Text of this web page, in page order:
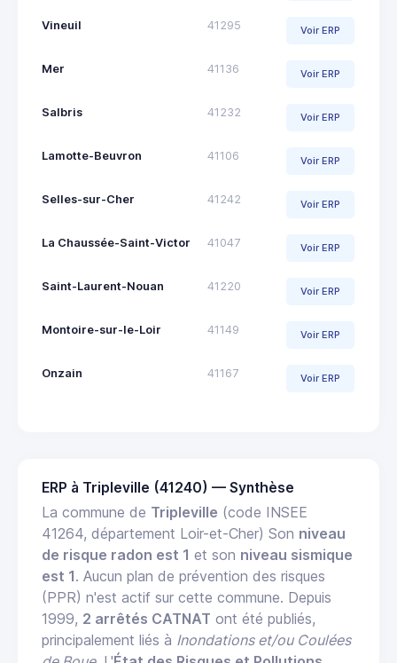
Vineuil 41295 Voir ERP
Mer 41136 Voir ERP
Salbris 41232 Voir ERP
Lamotte-Beuvron 41106 Voir ERP
Selles-sur-Cher 41242 Voir ERP
La Chaussée-Saint-Victor 41047 Voir ERP
Saint-Laurent-Nouan 41220 Voir ERP
Montoire-sur-le-Loir 41149 Voir ERP
Onzain 41167 Voir ERP
ERP à Tripleville (41240) — Synthèse
La commune de Tripleville (code INSEE
41264, département Loir-et-Cher) Son niveau
de risque radon est 1 et son niveau sismique
est 1. Aucun plan de prévention des risques
(PPR) n'est actif sur cette commune. Depuis
1999, 2 arrêtés CATNAT ont été publiés,
principalement liés à Inondations et/ou Coulées